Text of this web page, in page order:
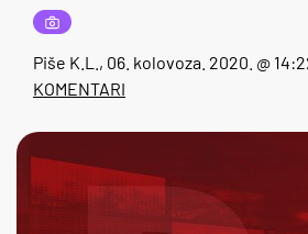
Piše K.L. , 06. kolovoza. 2020. @
KOMENTARI